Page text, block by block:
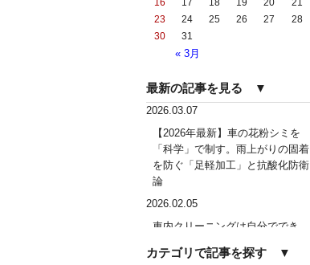
« 3月
16
17 18 19 20 21
23
24 25 26 27 28
30
31
最新の記事を見る ▼
2026.03.07
【2026年最新】車の花粉シミを
「科学」で制す。雨上がりの固着
を防ぐ「足軽加工」と抗酸化防衛
論
2026.02.05
車内クリーニングは自分ででき
界を徹底解説
カテゴリで記事を探す ▼